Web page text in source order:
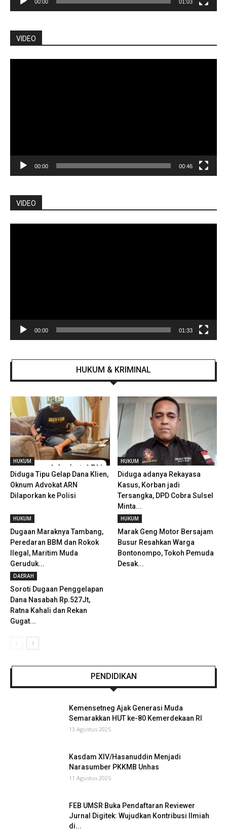
00:00 01:03
VIDEO
00:00 00:46
VIDEO
00:00 01:33
HUKUM & KRIMINAL
HUKUM
Diduga Tipu Gelap Dana Klien,
Oknum Advokat ARN
Dilaporkan ke Polisi
HUKUM
Diduga adanya Rekayasa
Kasus, Korban jadi
Tersangka, DPD Cobra Sulsel
Minta...
HUKUM
Dugaan Maraknya Tambang,
Peredaran BBM dan Rokok
Ilegal, Maritim Muda
Geruduk...
HUKUM
Marak Geng Motor Bersajam
Busur Resahkan Warga
Bontonompo, Tokoh Pemuda
Desak...
DAERAH
Soroti Dugaan Penggelapan
Dana Nasabah Rp.527Jt,
Ratna Kahali dan Rekan
Gugat...
PENDIDIKAN
Kemensetneg Ajak Generasi Muda
Semarakkan HUT ke-80 Kemerdekaan RI
13 Agustus 2025
Kasdam XIV/Hasanuddin Menjadi
Narasumber PKKMB Unhas
11 Agustus 2025
FEB UMSR Buka Pendaftaran Reviewer
Jurnal Digitek: Wujudkan Kontribusi Ilmiah
di...